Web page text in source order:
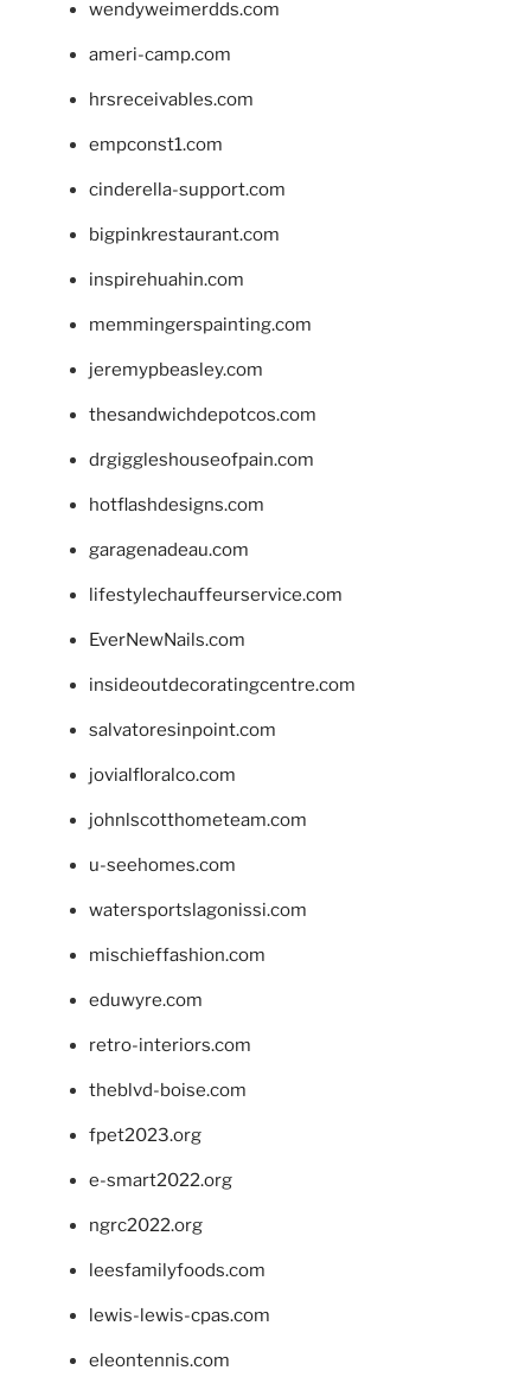
wendyweimerdds.com
ameri-camp.com
hrsreceivables.com
empconst1.com
cinderella-support.com
bigpinkrestaurant.com
inspirehuahin.com
memmingerspainting.com
jeremypbeasley.com
thesandwichdepotcos.com
drgiggleshouseofpain.com
hotflashdesigns.com
garagenadeau.com
lifestylechauffeurservice.com
EverNewNails.com
insideoutdecoratingcentre.com
salvatoresinpoint.com
jovialfloralco.com
johnlscotthometeam.com
u-seehomes.com
watersportslagonissi.com
mischieffashion.com
eduwyre.com
retro-interiors.com
theblvd-boise.com
fpet2023.org
e-smart2022.org
ngrc2022.org
leesfamilyfoods.com
lewis-lewis-cpas.com
eleontennis.com